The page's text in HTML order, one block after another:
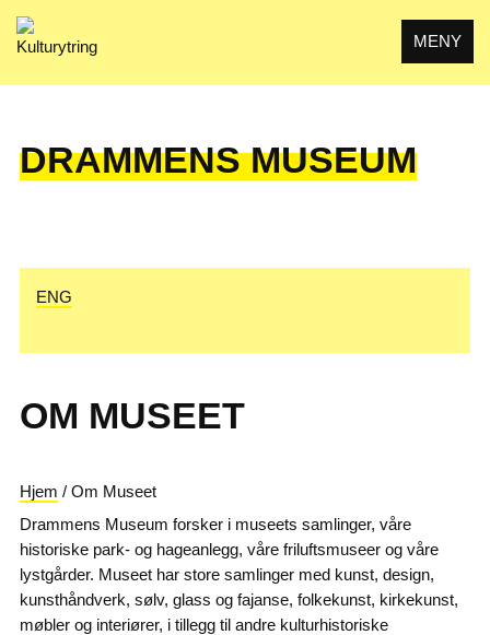
MENY
DRAMMENS MUSEUM
ENG
OM MUSEET
Hjem / Om Museet
Drammens Museum forsker i museets samlinger, våre
historiske park- og hageanlegg, våre friluftsmuseer og våre
lystgårder. Museet har store samlinger med kunst, design,
kunsthåndverk, sølv, glass og fajanse, folkekunst, kirkekunst,
møbler og interiører, i tillegg til andre kulturhistoriske